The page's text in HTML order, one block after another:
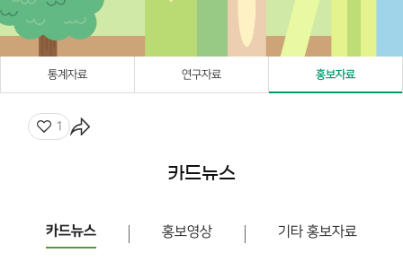
통계자료 연구자료 홍보자료
좋아요
1
카드뉴스
카드뉴스 홍보영상 기타 홍보자료